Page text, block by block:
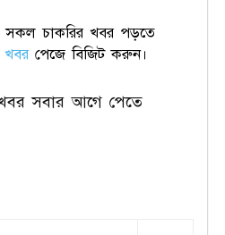
সকল চাকরির খবর পড়তে
পেজে বিজিট করুন।
সবার আগে পেতে